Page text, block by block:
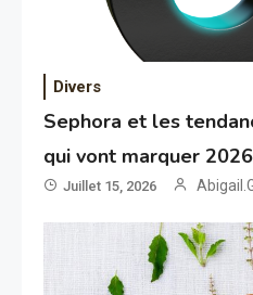
Divers
Sephora et les
qui vont marquer 2026
Juillet 15, 2026